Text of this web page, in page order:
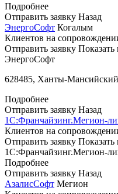
Подробнее
Отправить заявку Назад
ЭнергоСофт Когалым
Клиентов на
Отправить заявку Показать
ЭнергоСофт
628485, Ханты-
Подробнее
Отправить заявку Назад
1С:Франчайзинг.Мегион-
Клиентов на
Отправить заявку Показать
1С:Франчайзинг.Мегион-
Подробнее
Отправить заявку Назад
АзалисСофт Мегион